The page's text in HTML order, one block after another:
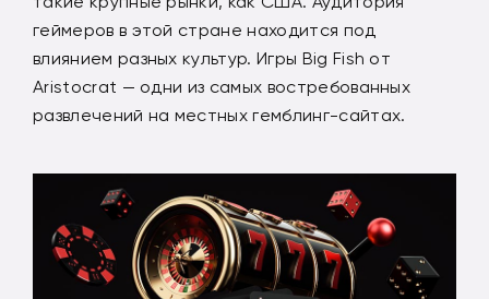
геймеров в этой стране находится под
влиянием разных культур. Игры Big Fish от
Aristocrat — одни из самых востребованных
развлечений на местных гемблинг-сайтах.